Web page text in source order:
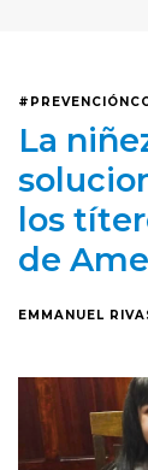
La
los
de
EMMANUEL